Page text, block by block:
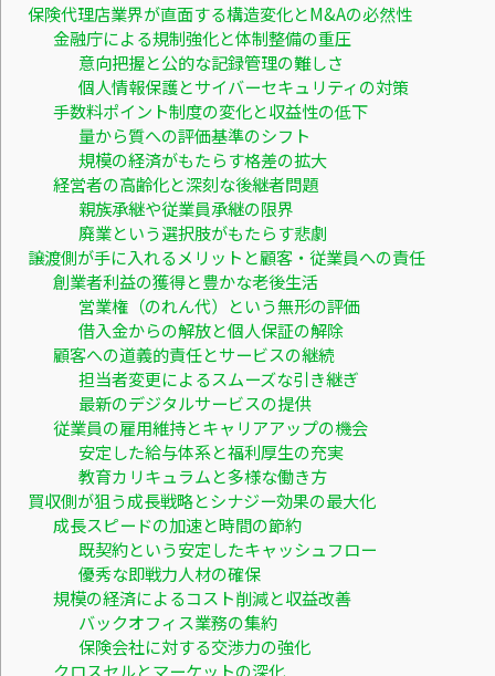
保険代理店業界が直面する構造変化とM&Aの必然性
金融庁による規制強化と体制整備の重圧
意向把握と公的な記録管理の難しさ
個人情報保護とサイバーセキュリティの対策
手数料ポイント制度の変化と収益性の低下
量から質への評価基準のシフト
規模の経済がもたらす格差の拡大
経営者の高齢化と深刻な後継者問題
親族承継や従業員承継の限界
廃業という選択肢がもたらす悲劇
譲渡側が手に入れるメリットと顧客・従業員への責任
創業者利益の獲得と豊かな老後生活
営業権（のれん代）という無形の評価
借入金からの解放と個人保証の解除
顧客への道義的責任とサービスの継続
担当者変更によるスムーズな引き継ぎ
最新のデジタルサービスの提供
従業員の雇用維持とキャリアアップの機会
安定した給与体系と福利厚生の充実
教育カリキュラムと多様な働き方
買収側が狙う成長戦略とシナジー効果の最大化
成長スピードの加速と時間の節約
既契約という安定したキャッシュフロー
優秀な即戦力人材の確保
規模の経済によるコスト削減と収益改善
バックオフィス業務の集約
保険会社に対する交渉力の強化
クロスセルとマーケットの深化